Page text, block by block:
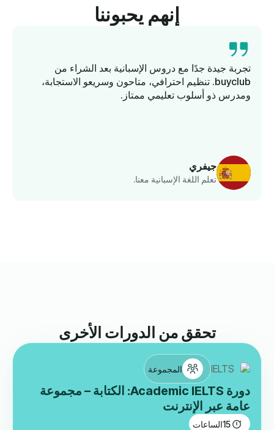
إنهم يحبوننا
جيفري
تعلم اللغة الإسبانية معنا.
تجربة جيدة جدًا مع دروس الإسبانية بعد الشراء من
buyclub. تنظيم احترافي، متاحون وسريعو الاستجابة،
ومدرس ذو أسلوب تعليمي ممتاز.
تحقق من الدورات الأخرى
المجموعة
دورة Academic IELTS: الكتابة – مجموعة
عامة عبر الإنترنت
15الساعات